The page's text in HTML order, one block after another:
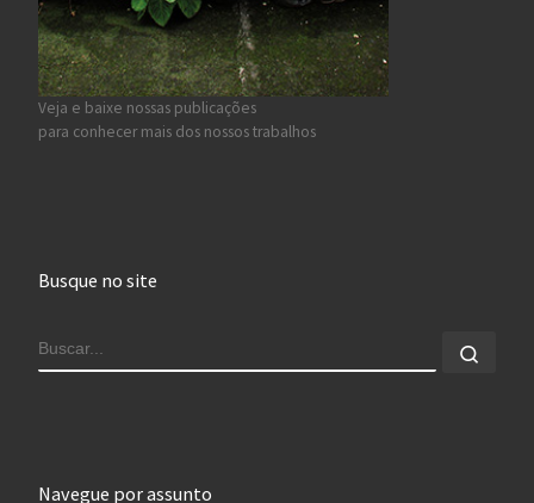
Veja e baixe nossas publicações
para conhecer mais dos nossos trabalhos
Busque no site
BUSCAR
Navegue por assunto